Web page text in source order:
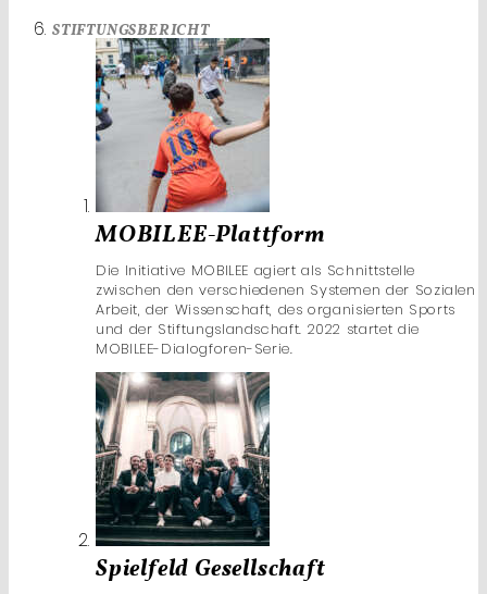
STIFTUNGSBERICHT
MOBILEE-Plattform
Die Initiative MOBILEE agiert als Schnittstelle
zwischen den verschiedenen Systemen der Sozialen
Arbeit, der Wissenschaft, des organisierten Sports
und der Stiftungslandschaft. 2022 startet die
MOBILEE-Dialogforen-Serie.
Spielfeld Gesellschaft